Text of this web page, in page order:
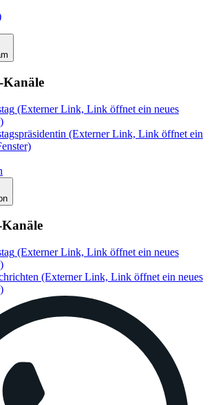
Kanäle
(Externer Link, Link öffnet ein neues
(Externer Link, Link öffnet ein
(Externer Link, Link öffnet ein neues
(Externer Link, Link öffnet ein neues